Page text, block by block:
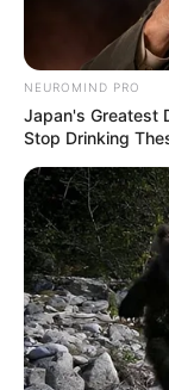
NEUROMIND PRO
Japan's Greatest
Stop Drinking